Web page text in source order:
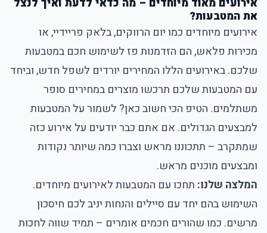
את המטבעות?
אירועים מיוחדים כמו יום הרווקים, בלאק פריידיי, או
מכירות פלאש, הם הזדמנות פז לשימוש חכם במטבעות
שלכם. באירועים הללו המחירים יורדים לשפל חדש, וביחד
עם המטבעות שלכם תרכשו מוצרים במחירים סופר
משתלמים. הטיפ הכי חשוב כאן? לשמור על המטבעות
למבצעים הגדולים. אם אתם כבר יודעים על אירוע כזה
שמתקרב – תתכוננו מראש וצברו כמה שיותר נקודות
ומבצעים מוכנים מראש.
המלצה שלנו: תחכו עם המטבעות לאירועים מיוחדים.
השימוש בהם יחד עם סיילים והנחות יניב לכם חיסכון
מרשים. כמו שהורים חכמים אומרים – תמיד שווה לחכות